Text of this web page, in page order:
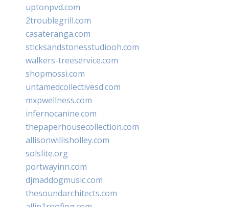
uptonpvd.com
2troublegrill.com
casateranga.com
sticksandstonesstudiooh.com
walkers-treeservice.com
shopmossi.com
untamedcollectivesd.com
mxpwellness.com
infernocanine.com
thepaperhousecollection.com
allisonwillisholley.com
solslite.org
portwayinn.com
djmaddogmusic.com
thesoundarchitects.com